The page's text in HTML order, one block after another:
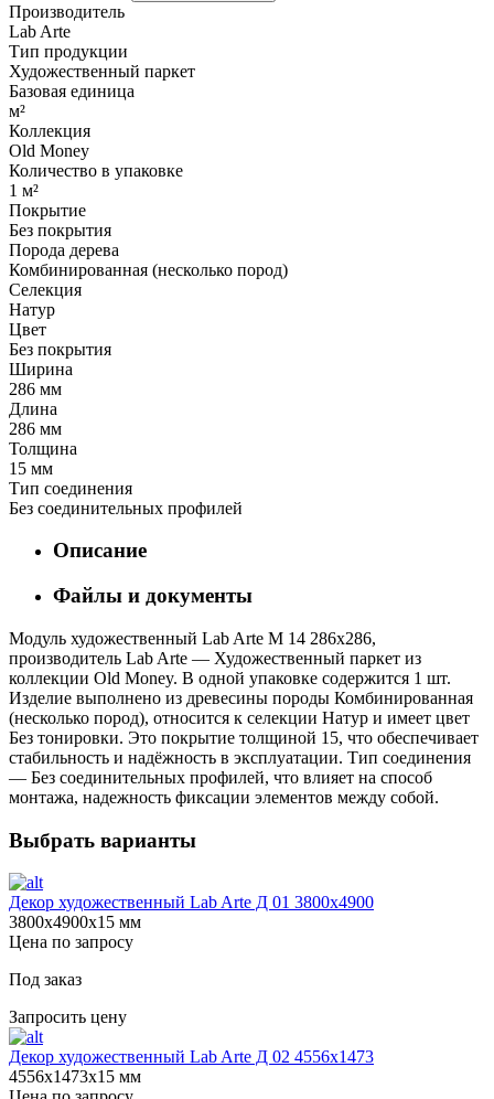
Производитель
Lab Arte
Тип продукции
Художественный паркет
Базовая единица
м²
Коллекция
Old Money
Количество в упаковке
1 м²
Покрытие
Без покрытия
Порода дерева
Комбинированная (несколько пород)
Селекция
Натур
Цвет
Без покрытия
Ширина
286 мм
Длина
286 мм
Толщина
15 мм
Тип соединения
Без соединительных профилей
Описание
Файлы и документы
Модуль художественный Lab Arte М 14 286х286,
производитель Lab Arte — Художественный паркет из
коллекции Old Money. В одной упаковке содержится 1 шт.
Изделие выполнено из древесины породы Комбинированная
(несколько пород), относится к селекции Натур и имеет цвет
Без тонировки. Это покрытие толщиной 15, что обеспечивает
стабильность и надёжность в эксплуатации. Тип соединения
— Без соединительных профилей, что влияет на способ
монтажа, надежность фиксации элементов между собой.
Выбрать варианты
Декор художественный Lab Arte Д 01 3800х4900
3800х4900х15 мм
Цена по запросу
Под заказ
Запросить цену
Декор художественный Lab Arte Д 02 4556x1473
4556х1473х15 мм